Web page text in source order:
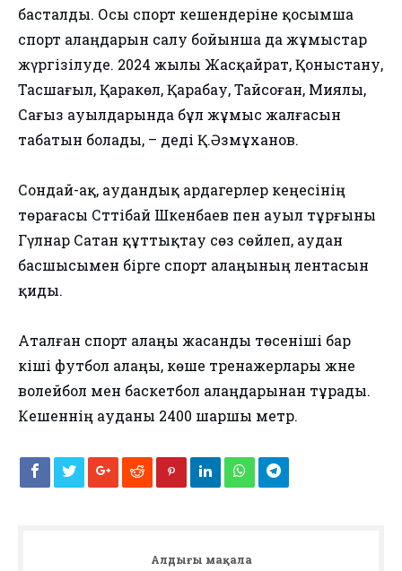
басталды. Осы спорт кешендеріне қосымша
спорт алаңдарын салу бойынша да жұмыстар
жүргізілуде. 2024 жылы Жасқайрат, Қоныстану,
Тасшағыл, Қаракөл, Қарабау, Тайсоған, Миялы,
Сағыз ауылдарында бұл жұмыс жалғасын
табатын болады, – деді Қ.Әзмұханов.
Сондай-ақ, аудандық ардагерлер кеңесінің
төрағасы Сәттібай Шәкенбаев пен ауыл тұрғыны
Гүлнар Сатан құттықтау сөз сөйлеп, аудан
басшысымен бірге спорт алаңының лентасын
қиды.
Аталған спорт алаңы жасанды төсеніші бар
кіші футбол алаңы, көше тренажерлары және
волейбол мен баскетбол алаңдарынан тұрады.
Кешеннің ауданы 2400 шаршы метр.
Алдыңғы мақала